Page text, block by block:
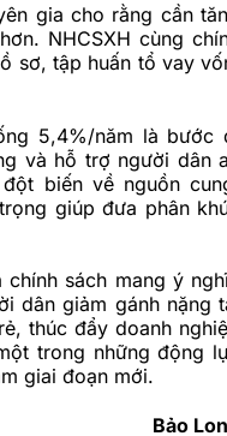
gia cho rằng cần
NHCSXH cùng
sơ, tập huấn tổ vay
5,4%/năm là bước
và hỗ trợ người dân
biến về nguồn
giúp đưa phân
sách mang ý
dân giảm gánh nặng
thúc đẩy doanh
trong những động
giai đoạn mới.
Bảo